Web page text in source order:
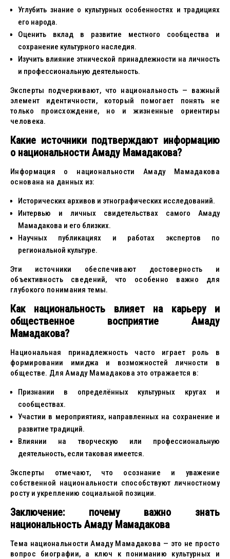
Углубить знание о культурных особенностях и традициях
его народа.
Оценить вклад в развитие местного сообщества и
сохранение культурного наследия.
Изучить влияние этнической принадлежности на личность
и профессиональную деятельность.
Эксперты подчеркивают, что национальность — важный
элемент идентичности, который помогает понять не
только происхождение, но и жизненные ориентиры
человека.
Какие источники подтверждают информацию
о национальности Амаду Мамадакова?
Информация о национальности Амаду Мамадакова
основана на данных из:
Исторических архивов и этнографических исследований.
Интервью и личных свидетельствах самого Амаду
Мамадакова и его близких.
Научных публикациях и работах экспертов по
региональной культуре.
Эти источники обеспечивают достоверность и
объективность сведений, что особенно важно для
глубокого понимания темы.
Как национальность влияет на карьеру и
общественное восприятие Амаду
Мамадакова?
Национальная принадлежность часто играет роль в
формировании имиджа и возможностей личности в
обществе. Для Амаду Мамадакова это отражается в:
Признании в определённых культурных кругах и
сообществах.
Участии в мероприятиях, направленных на сохранение и
развитие традиций.
Влиянии на творческую или профессиональную
деятельность, если таковая имеется.
Эксперты отмечают, что осознание и уважение
собственной национальности способствуют личностному
росту и укреплению социальной позиции.
Заключение: почему важно знать
национальность Амаду Мамадакова
Тема национальности Амаду Мамадакова — это не просто
вопрос биографии, а ключ к пониманию культурных и